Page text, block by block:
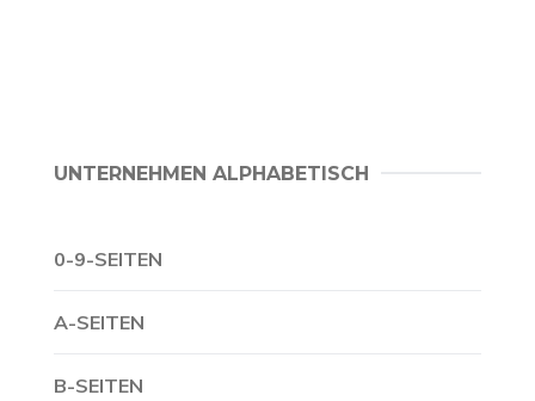
UNTERNEHMEN ALPHABETISCH
0-9-SEITEN
A-SEITEN
B-SEITEN